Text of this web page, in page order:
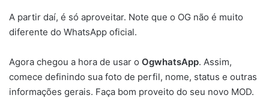
A partir daí, é só aproveitar. Note que o OG não é muito
diferente do WhatsApp oficial.
Agora chegou a hora de usar o OgwhatsApp. Assim,
comece definindo sua foto de perfil, nome, status e outras
informações gerais. Faça bom proveito do seu novo MOD.